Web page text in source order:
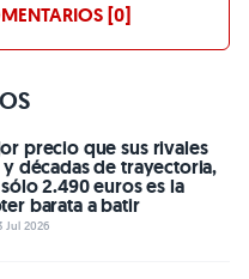
[0]
precio que sus rivales
y décadas de trayectoria,
2.490 euros es la
barata a batir
Jul 2026